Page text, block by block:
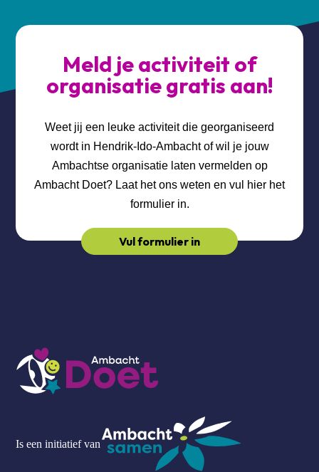
Meld je activiteit of
organisatie gratis aan!
Weet jij een leuke activiteit die georganiseerd
wordt in Hendrik-Ido-Ambacht of wil je jouw
Ambachtse organisatie laten vermelden op
Ambacht Doet? Laat het ons weten en vul hier het
formulier in.
Vul formulier in
Is een initiatief van